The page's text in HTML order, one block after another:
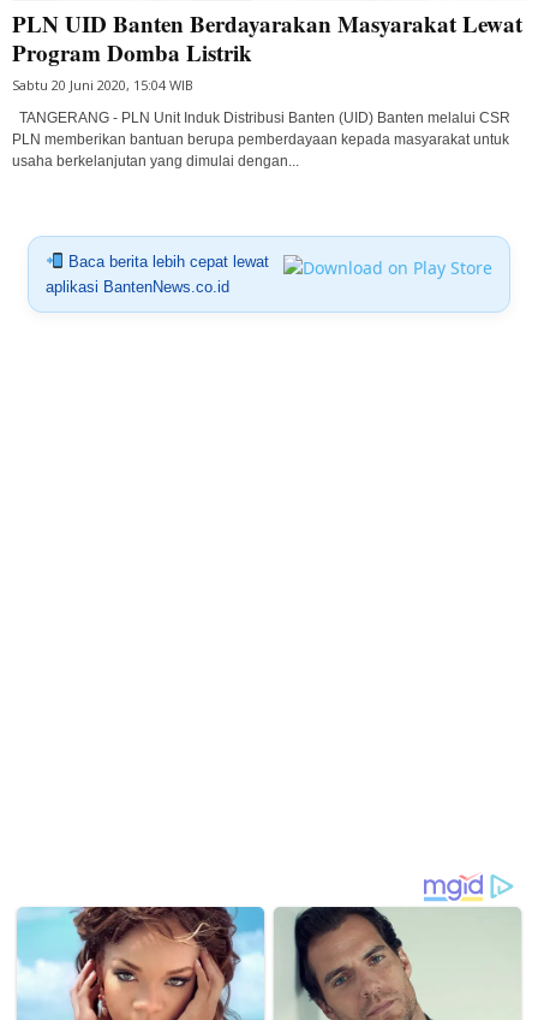
PLN UID Banten Berdayarakan Masyarakat Lewat
Program Domba Listrik
Sabtu 20 Juni 2020, 15:04 WIB
TANGERANG - PLN Unit Induk Distribusi Banten (UID) Banten melalui CSR
PLN memberikan bantuan berupa pemberdayaan kepada masyarakat untuk
usaha berkelanjutan yang dimulai dengan...
Baca berita lebih cepat lewat
aplikasi BantenNews.co.id